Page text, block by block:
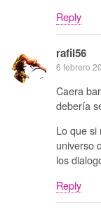
Reply
rafil56
6 febrero
Caera
debería
Lo que si
universo
los
Reply